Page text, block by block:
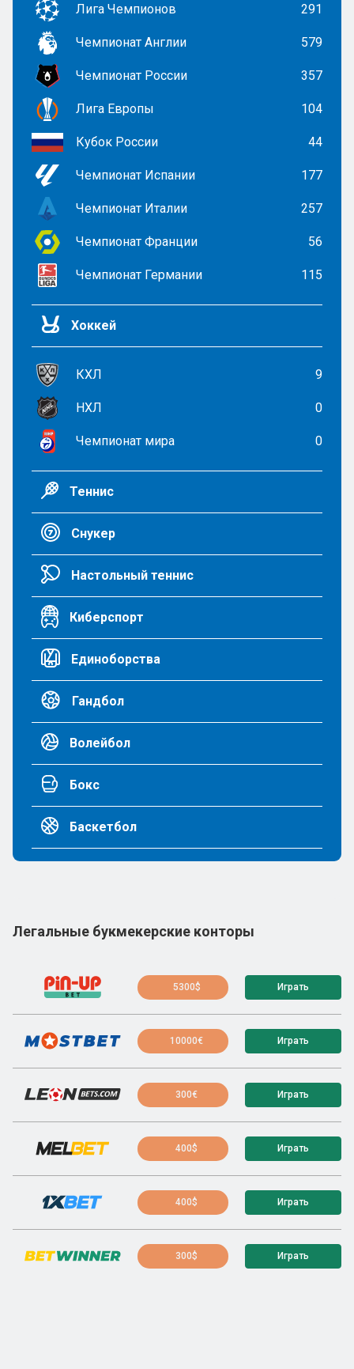
Лига Чемпионов 291
Чемпионат Англии 579
Чемпионат России 357
Лига Европы 104
Кубок России 44
Чемпионат Испании 177
Чемпионат Италии 257
Чемпионат Франции 56
Чемпионат Германии 115
Хоккей
КХЛ 9
НХЛ 0
Чемпионат мира 0
Теннис
Снукер
Настольный теннис
Киберспорт
Единоборства
Гандбол
Волейбол
Бокс
Баскетбол
Легальные букмекерские конторы
5300$ Играть
10000€ Играть
300€ Играть
400$ Играть
400$ Играть
300$ Играть